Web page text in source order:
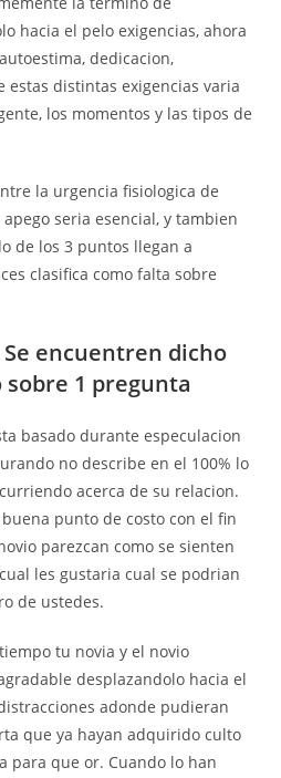
hacia el pelo exigencias, ahora
dedicacion,
estas distintas exigencias varia
los momentos y las tipos de
la urgencia fisiologica de
seri­a esencial, y tambien
de los 3 puntos llegan a
clasifica como falta sobre
encuentren dicho
sobre 1 pregunta
basado durante especulacion
no describe en el 100% lo
acerca de su relacion.
punto de costo con el fin
parezcan como se sienten
les gustaria cual se podri­an
de ustedes.
tu novia y el novio
desplazandolo hacia el
adonde pudieran
que ya hayan adquirido culto
para que or. Cuando lo han